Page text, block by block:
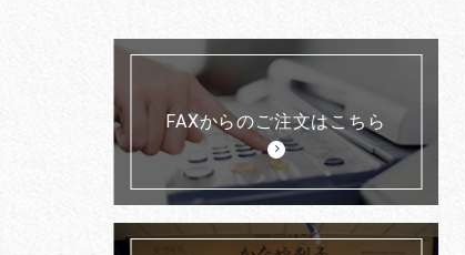
FAXからのご注文はこちら